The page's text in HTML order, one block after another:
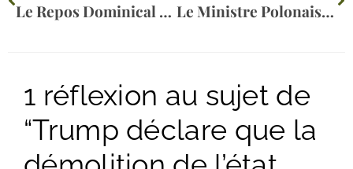
Le Repos Dominical Est Devenu Le Point De Convergence De L’intégration Des LGBT+, Des Syndicats, Des Célébrations De La Journée De La Terre Et D’autres Idéologies Religieuses Et Laïques Le Ministre Polonais De La Justice Demande À La Cour Suprême D’appliquer L’interdiction Des Activités Commerciales Le Dimanche
1 réflexion au sujet de
“Trump déclare que la